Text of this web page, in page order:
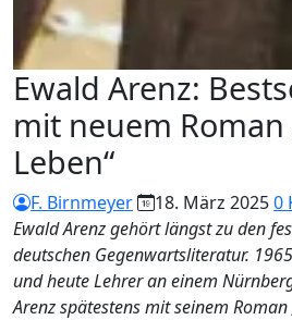
Ewald Arenz:
mit neuem Roman
Leben“
F. Birnmeyer 18. März 20250
Ewald Arenz gehört längst zu den
deutschen Gegenwartsliteratur.
und heute Lehrer an einem
Arenz spätestens mit seinem Roman